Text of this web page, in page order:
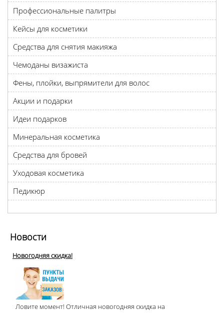
Профессиональные палитры
Кейсы для косметики
Средства для снятия макияжа
Чемоданы визажиста
Фены, плойки, выпрямители для волос
Акции и подарки
Идеи подарков
Минеральная косметика
Средства для бровей
Уходовая косметика
Педикюр
Новости
Новогодняя скидка!
Ловите момент! Отличная новогодняя скидка на